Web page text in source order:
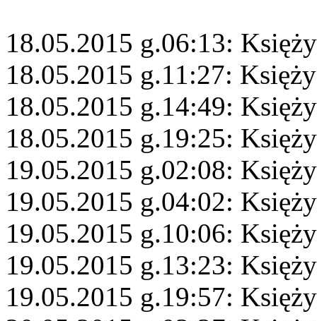
18.05.2015 g.06:13:
18.05.2015 g.11:27:
18.05.2015 g.14:49:
18.05.2015 g.19:25:
19.05.2015 g.02:08:
19.05.2015 g.04:02:
19.05.2015 g.10:06:
19.05.2015 g.13:23:
19.05.2015 g.19:57: